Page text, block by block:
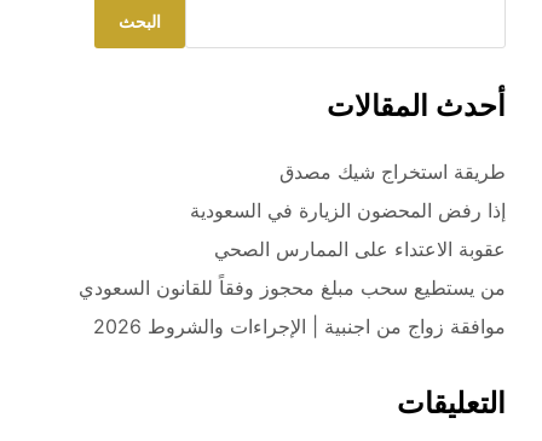
البحث
أحدث المقالات
طريقة استخراج شيك مصدق
إذا رفض المحضون الزيارة في السعودية
عقوبة الاعتداء على الممارس الصحي
من يستطيع سحب مبلغ محجوز وفقاً للقانون السعودي
موافقة زواج من اجنبية | الإجراءات والشروط 2026
التعليقات